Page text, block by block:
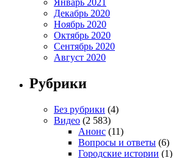
Январь 2021
Декабрь 2020
Ноябрь 2020
Октябрь 2020
Сентябрь 2020
Август 2020
Рубрики
Без рубрики (4)
Видео (2 583)
Анонс (11)
Вопросы и ответы (6)
Городские истории (1)